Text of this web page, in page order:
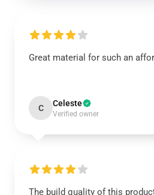
Great material for such an
C Celeste
Verified owner
The build quality of this